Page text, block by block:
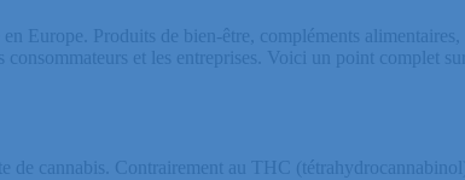
Europe. Produits de bien-être, compléments
et les entreprises. Voici un point complet
cannabis. Contrairement au THC